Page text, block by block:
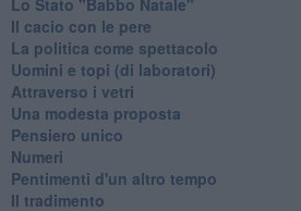
Il cacio con le pere
La politica come spettacolo
Uomini e topi (di laboratori)
Attraverso i vetri
Una modesta proposta
Pensiero unico
Numeri
Pentimenti d'un altro tempo
Il tradimento